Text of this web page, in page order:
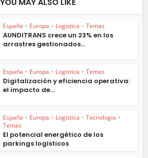
YOU MAY ALSO LIKE
España • Europa • Logistica • Temas
AUNDITRANS crece un 23% en los
arrastres gestionados...
España • Europa • Logistica • Temas
Digitalización y eficiencia operativa:
el impacto de...
España • Europa • Logistica • Tecnologia •
Temas
El potencial energético de los
parkings logísticos